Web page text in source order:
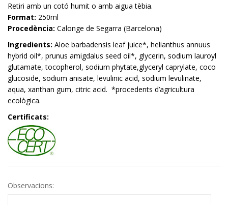
Retiri amb un cotó humit o amb aigua tèbia.
Format: 250ml
Procedència: Calonge de Segarra (Barcelona)
Ingredients: Aloe barbadensis leaf juice*, helianthus annuus
hybrid oil*, prunus amigdalus seed oil*, glycerin, sodium lauroyl
glutamate, tocopherol, sodium phytate,glyceryl caprylate, coco
glucoside, sodium anisate, levulinic acid, sodium levulinate,
aqua, xanthan gum, citric acid. *procedents d’agricultura
ecològica.
Certificats:
Observacions: